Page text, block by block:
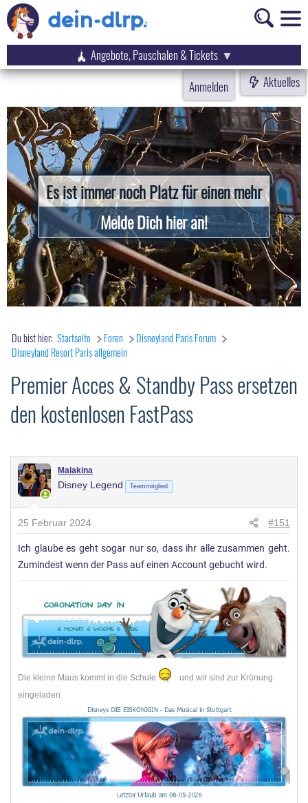
Angebote, Pauschalen & Tickets
Anmelden
Aktuelles
Es ist immer noch Platz für einen mehr
Melde Dich hier an!
Du bist hier: Startseite Foren
Disneyland Paris Forum
Disneyland Resort Paris allgemein
Premier Acces & Standby Pass ersetzen
den kostenlosen FastPass
Malakina
Disney Legend Teammitglied
25 Februar 2024 #151
Ich glaube es geht sogar nur so, dass ihr alle zusammen geht.
Zumindest wenn der Pass auf einen Account gebucht wird.
Die kleine Maus kommt in die Schule
und wir sind zur Krönung
eingeladen.